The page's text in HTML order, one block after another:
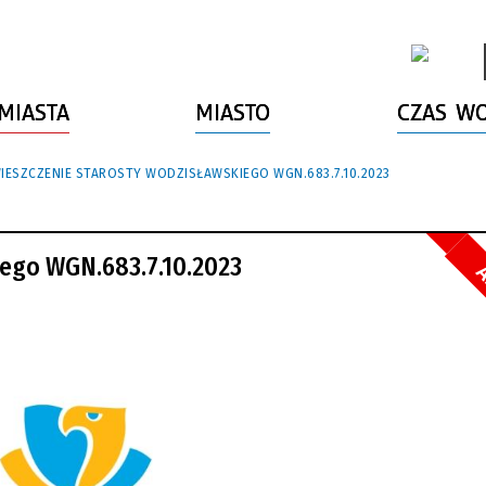
MIASTO CZAS
STAROSTY WODZISŁAWSKIEGO WGN.683.7.10.2023
WGN.683.7.10.2023